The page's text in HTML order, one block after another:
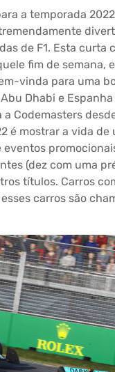
a temporada
de F1. Esta
fim de
vinda para uma
Dhabi e
Codemasters
é mostrar a vida
(dez com uma
títulos. Carros
carros são